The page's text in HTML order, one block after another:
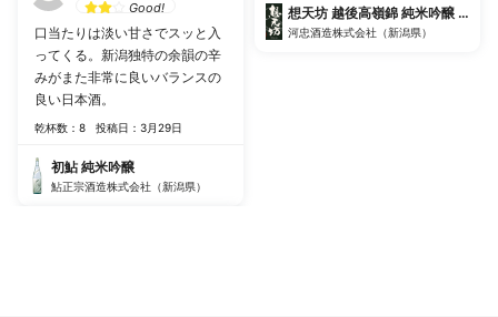
Good!
口当たりは淡い甘さでスッと入
ってくる。新潟独特の余韻の辛
みがまた非常に良いバランスの
良い日本酒。
乾杯数：8 投稿日：3月29日
初鮎 純米吟醸
鮎正宗酒造株式会社（新潟県）
想天坊 越後高嶺錦 純米吟醸 無濾
河忠酒造株式会社（新潟県）